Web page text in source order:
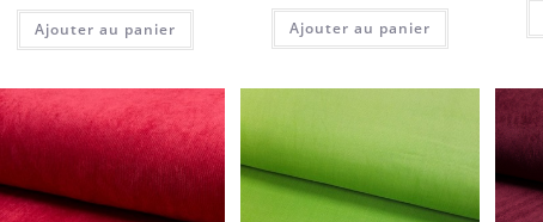
Ajouter au panier Ajouter au panier